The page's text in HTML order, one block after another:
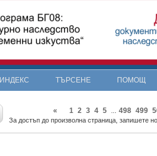
ИНДЕКС ТЪРСЕНЕ ПОМОЩ
« 1 2 3 4 5 498 499
За достъп до произволна страница, запишете